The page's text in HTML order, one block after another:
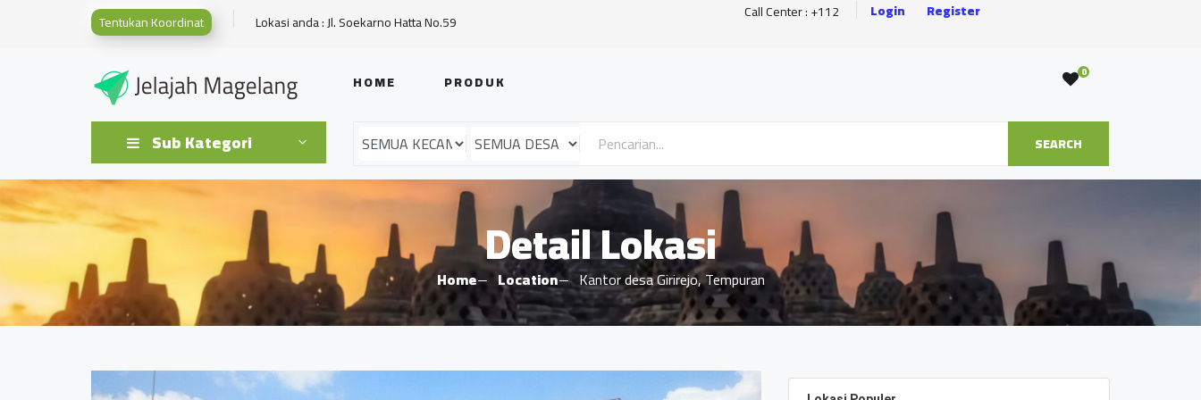
Tentukan Koordinat Lokasi anda : Jl. Soekarno Hatta No.59 Call Center : +112 Login Register
HOME PRODUK 0
Sub Kategori SEARCH
Detail Lokasi
Home Location Kantor desa Girirejo, Tempuran